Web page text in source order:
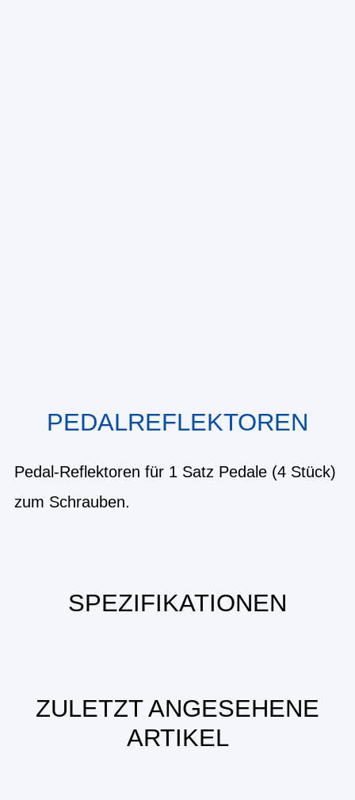
PEDALREFLEKTOREN
Pedal-Reflektoren für 1 Satz Pedale (4 Stück)
zum Schrauben.
SPEZIFIKATIONEN
ZULETZT ANGESEHENE
ARTIKEL